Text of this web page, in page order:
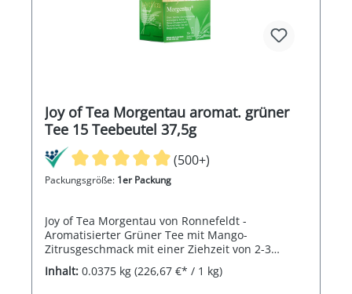
Joy of Tea Morgentau aromat. grüner
Tee 15 Teebeutel 37,5g
(500+)
Packungsgröße: 1er Packung
Joy of Tea Morgentau von Ronnefeldt -
Aromatisierter Grüner Tee mit Mango-
Zitrusgeschmack mit einer Ziehzeit von 2-3
Minuten
Inhalt: 0.0375 kg (226,67 €* / 1 kg)